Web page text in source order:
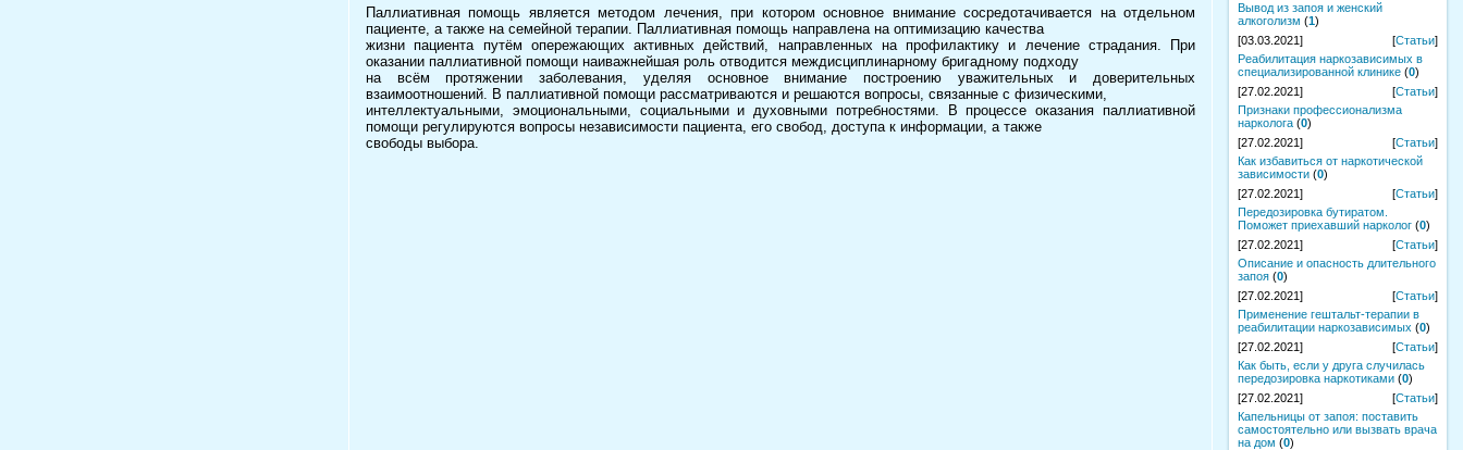
Паллиативная помощь является методом лечения, при котором основное внимание сосредотачивается на отдельном
пациенте, а также на семейной терапии. Паллиативная помощь направлена на оптимизацию качества
жизни пациента путём опережающих активных действий, направленных на профилактику и лечение страдания. При
оказании паллиативной помощи наиважнейшая роль отводится междисциплинарному бригадному подходу
на всём протяжении заболевания, уделяя основное внимание построению уважительных и доверительных
взаимоотношений. В паллиативной помощи рассматриваются и решаются вопросы, связанные с физическими,
интеллектуальными, эмоциональными, социальными и духовными потребностями. В процессе оказания паллиативной
помощи регулируются вопросы независимости пациента, его свобод, доступа к информации, а также
свободы выбора.
Вывод из запоя и женский
алкоголизм (1)
[03.03.2021]
[Статьи]
Реабилитация наркозависимых в
специализированной клинике (0)
[27.02.2021]
[Статьи]
Признаки профессионализма
нарколога (0)
[27.02.2021]
[Статьи]
Как избавиться от наркотической
зависимости (0)
[27.02.2021]
[Статьи]
Передозировка бутиратом.
Поможет приехавший нарколог (0)
[27.02.2021]
[Статьи]
Описание и опасность длительного
запоя (0)
[27.02.2021]
[Статьи]
Применение гештальт-терапии в
реабилитации наркозависимых (0)
[27.02.2021]
[Статьи]
Как быть, если у друга случилась
передозировка наркотиками (0)
[27.02.2021]
[Статьи]
Капельницы от запоя: поставить
самостоятельно или вызвать врача
на дом (0)